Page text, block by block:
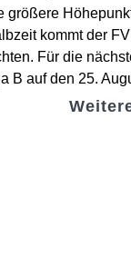
kommt der
Für die
B auf den 25.